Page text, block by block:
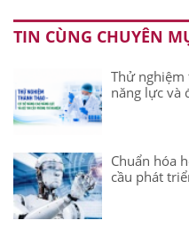
TIN CÙNG CHUYÊN
Thử nghiệm
năng lực và
Chuẩn hóa
cầu phát